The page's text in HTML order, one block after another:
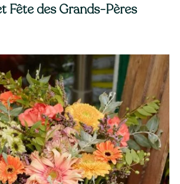
Fête des Grands-Pères